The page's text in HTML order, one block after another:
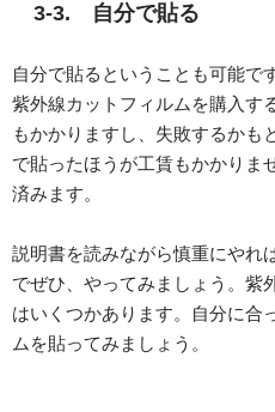
3-3. 自分で貼る
自分で貼るということも可能で
紫外線カットフィルムを購入す
もかかりますし、失敗するかも
で貼ったほうが工賃もかかりま
済みます。
説明書を読みながら慎重にやれ
でぜひ、やってみましょう。紫
はいくつかあります。自分に合
ムを貼ってみましょう。